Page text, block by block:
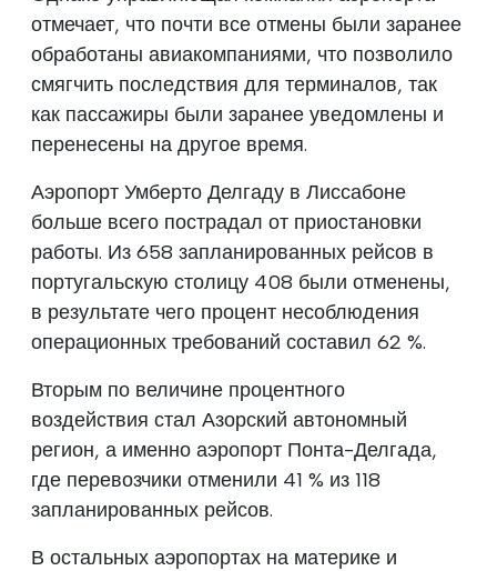
отмечает, что почти все отмены были заранее
обработаны авиакомпаниями, что позволило
смягчить последствия для терминалов, так
как пассажиры были заранее уведомлены и
перенесены на другое время.
Аэропорт Умберто Делгаду в Лиссабоне
больше всего пострадал от приостановки
работы. Из 658 запланированных рейсов в
португальскую столицу 408 были отменены,
в результате чего процент несоблюдения
операционных требований составил 62 %.
Вторым по величине процентного
воздействия стал Азорский автономный
регион, а именно аэропорт Понта-Делгада,
где перевозчики отменили 41 % из 118
запланированных рейсов.
В остальных аэропортах на материке и